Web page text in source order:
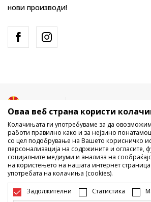
нови производи!
Не е дозволено превземање или
интернет страните на Sport Vision,
однесува на логоа, трговски марки,
Оваа веб страна користи
Колачињата ги употребуваме за да
работи правилно како и за нејзино
со цел подобрување на Вашето корисничко
персонализација на содржините и огласите,
социјалните медиуми и анализа на
на користењето на нашата интернет страница
употребата на колачиња (cookies).
Задолжителни Статистика